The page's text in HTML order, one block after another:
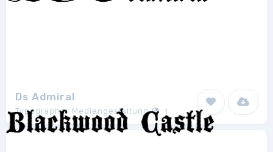
Ds Admiral
Typographer Mediengestaltung 1